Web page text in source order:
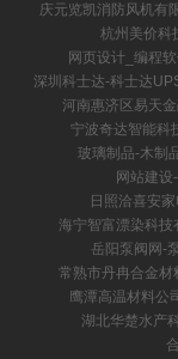
庆元览凯消防风机有
杭州美价科
网页设计_编程
深圳科士达-科士达
河南惠济区易天
宁波奇达智能科
玻璃制品-木制
网站建
日照洽喜安
海宁智富漂染科
岳阳泵阀网-
常熟市丹冉合金材
鹰潭高温材料公
湖北华楚水产